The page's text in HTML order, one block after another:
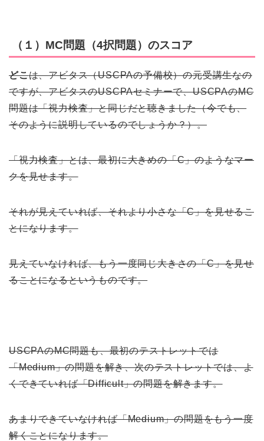
（１）MC問題（4択問題）のスコア
どこは、アビタス（USCPAの予備校）の元受講生なの
ですが、アビタスのUSCPAセミナーで、USCPAのMC
問題は「視力検査」と同じだと聴きました（今でも、
そのように説明しているのでしょうか？）。
「視力検査」とは、最初に大きめの「C」のようなマー
クを見せます。
それが見えていれば、それより小さな「C」を見せるこ
とになります。
見えていなければ、もう一度同じ大きさの「C」を見せ
ることになるというものです。
USCPAのMC問題も、最初のテストレットでは
「Medium」の問題を解き、次のテストレットでは、よ
くできていれば「Difficult」の問題を解きます。
あまりできていなければ「Medium」の問題をもう一度
解くことになります。